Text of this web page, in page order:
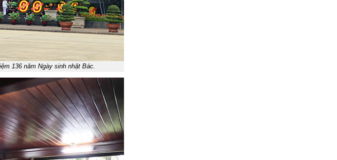
136 năm Ngày sinh nhật Bác.